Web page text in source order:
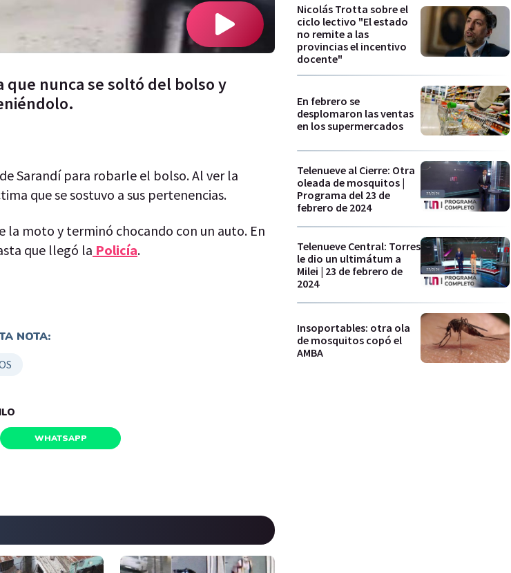
nunca se soltó del bolso y
Sarandí para robarle el bolso. Al ver la
que se sostuvo a sus pertenencias.
moto y terminó chocando con un auto. En
que llegó la Policía.
NOTA:
WHATSAPP
Nicolás Trotta sobre el
ciclo lectivo "El estado
no remite a las
provincias el incentivo
docente"
En febrero se
desplomaron las ventas
en los supermercados
Telenueve al Cierre: Otra
oleada de mosquitos |
Programa del 23 de
febrero de 2024
Telenueve Central: Torres
le dio un ultimátum a
Milei | 23 de febrero de
2024
Insoportables: otra ola
de mosquitos copó el
AMBA